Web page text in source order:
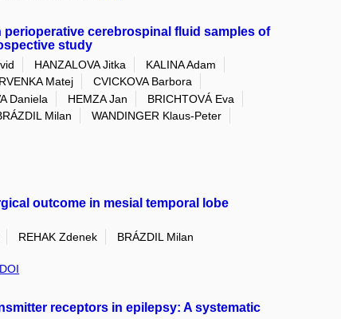
cerebrospinal fluid samples of
study
HANZALOVA Jitka
KALINA Adam
Matej
CVICKOVA Barbora
Daniela HEMZA Jan
BRICHTOVÁ Eva
Milan
WANDINGER Klaus-Peter
outcome in mesial temporal lobe
REHAK Zdenek
BRÁZDIL Milan
DOI
receptors in epilepsy: A systematic